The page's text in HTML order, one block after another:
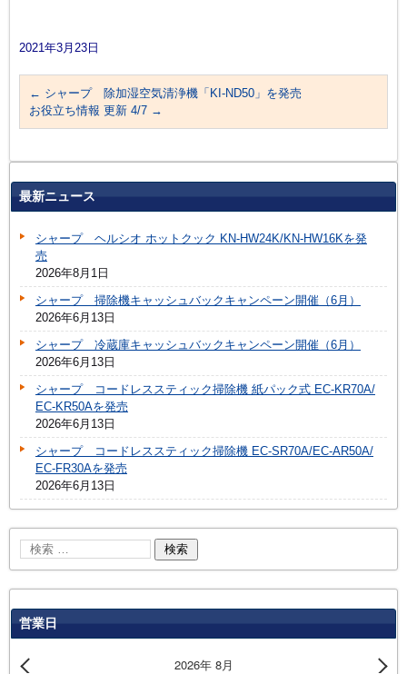
2021年3月23日
← シャープ 除加湿空気清浄機「KI-ND50」を発売
お役立ち情報 更新 4/7 →
最新ニュース
シャープ ヘルシオ ホットクック KN-HW24K/KN-HW16Kを発
売
2026年8月1日
シャープ 掃除機キャッシュバックキャンペーン開催（6月）
2026年6月13日
シャープ 冷蔵庫キャッシュバックキャンペーン開催（6月）
2026年6月13日
シャープ コードレススティック掃除機 紙パック式 EC-KR70A/
EC-KR50Aを発売
2026年6月13日
シャープ コードレススティック掃除機 EC-SR70A/EC-AR50A/
EC-FR30Aを発売
2026年6月13日
営業日
2026年 8月